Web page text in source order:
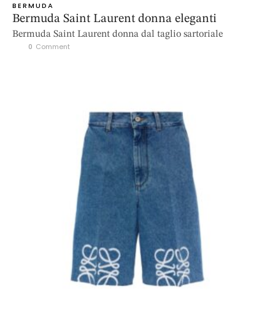
BERMUDA
Bermuda Saint Laurent donna eleganti
Bermuda Saint Laurent donna dal taglio sartoriale
0 Comment